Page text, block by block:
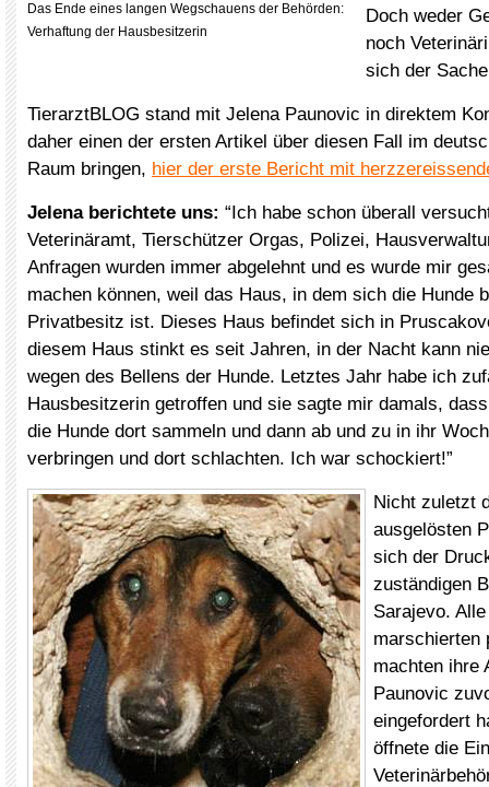
Das Ende eines langen Wegschauens der Behörden:
Verhaftung der Hausbesitzerin
Doch weder
noch
sich der
TierarztBLOG stand mit Jelena Paunovic in direktem
daher einen der ersten Artikel über diesen Fall im
Raum bringen, hier der erste Bericht mit
Jelena berichtete uns: “Ich habe schon überall
Veterinäramt, Tierschützer Orgas, Polizei,
Anfragen wurden immer abgelehnt und es wurde mir
machen können, weil das Haus, in dem sich die Hunde
Privatbesitz ist. Dieses Haus befindet sich in
diesem Haus stinkt es seit Jahren, in der Nacht kann
wegen des Bellens der Hunde. Letztes Jahr habe ich
Hausbesitzerin getroffen und sie sagte mir damals,
die Hunde dort sammeln und dann ab und zu in ihr
verbringen und dort schlachten. Ich war schockiert!”
Nicht zuletzt
ausgelösten
sich der
zuständigen
Sarajevo.
marschierten
machten ihre
Paunovic
eingefordert
öffnete die